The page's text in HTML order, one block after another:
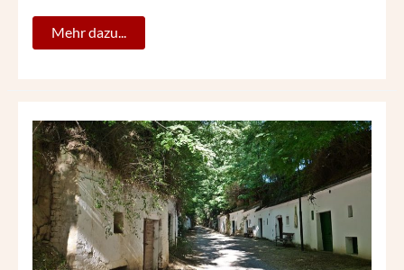
Mehr dazu...
TYPISCH
WEINVIERTEL:
DIE
KELLERGASSE